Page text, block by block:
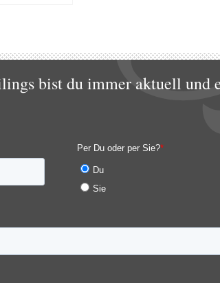
bist du immer aktuell und